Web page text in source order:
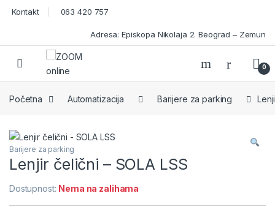
Skip to navigation
Skip to content
Kontakt 063 420 757
Adresa: Episkopa Nikolaja 2. Beograd – Zemun
Open 0
Početna Automatizacija Barijere za parking
Barijere za parking
Lenjir čelični – SOLA LSS
Dostupnost: Nema na zalihama